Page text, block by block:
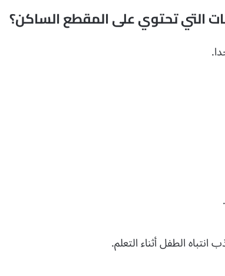
التي تحتوي على المقطع الساكن؟
الطفل أثناء التعلم.